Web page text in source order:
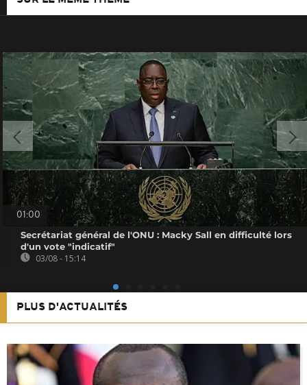
01:00
Secrétariat général de l'ONU : Macky Sall en difficulté lors
d'un vote "indicatif"
03/08 - 15:14
PLUS D'ACTUALITÉS